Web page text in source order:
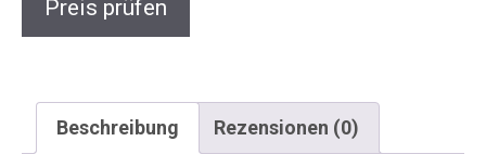
Preis prüfen
Beschreibung Rezensionen (0)